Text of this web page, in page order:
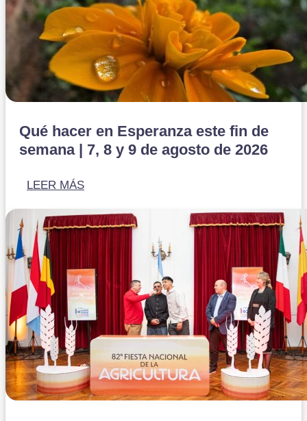
Qué hacer en Esperanza este fin de
semana | 7, 8 y 9 de agosto de 2026
LEER MÁS